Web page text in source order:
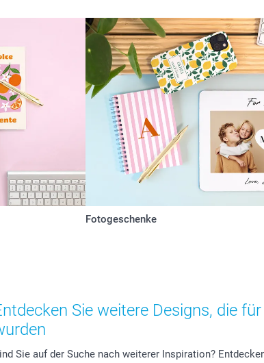
Fotogeschenke
Sie weitere Designs, die
Sie auf der Suche nach weiterer Inspiration?